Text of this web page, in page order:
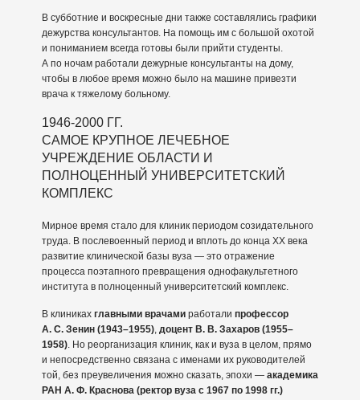
В субботние и воскресные дни также составлялись графики
дежурства консультантов. На помощь им с большой охотой
и пониманием всегда готовы были прийти студенты.
А по ночам работали дежурные консультанты на дому,
чтобы в любое время можно было на машине привезти
врача к тяжелому больному.
1946-2000 ГГ.
САМОЕ КРУПНОЕ ЛЕЧЕБНОЕ
УЧРЕЖДЕНИЕ ОБЛАСТИ И
ПОЛНОЦЕННЫЙ УНИВЕРСИТЕТСКИЙ
КОМПЛЕКС
Мирное время стало для клиник периодом созидательного
труда. В послевоенный период и вплоть до конца ХХ века
развитие клинической базы вуза — это отражение
процесса поэтапного превращения однофакультетного
института в полноценный университетский комплекс.
В клиниках главными врачамиработали профессор
А. С. Зенин (1943–1955), доцент В. В. Захаров (1955–
1958). Но реорганизация клиник, как и вуза в целом, прямо
и непосредственно связана с именами их руководителей
той, без преувеличения можно сказать, эпохи — академика
РАН А. Ф. Краснова (ректор вуза с 1967 по 1998 гг.)